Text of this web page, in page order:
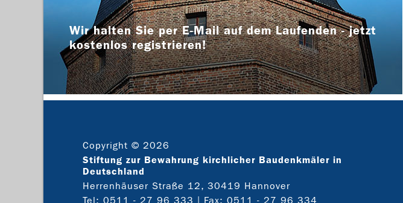
Wir halten Sie per E-Mail auf dem Laufenden - jetzt
kostenlos registrieren!
Copyright © 2026
Stiftung zur Bewahrung kirchlicher Baudenkmäler in
Deutschland
Herrenhäuser Straße 12, 30419 Hannover
Tel: 0511 - 27 96 333 | Fax: 0511 - 27 96 334